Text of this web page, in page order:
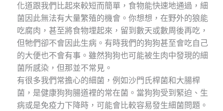
化道跟我們比起來較短而簡單，食物能快速地通過，細
菌因此無法有大量繁殖的機會。你想想，在野外的狼能
吃腐肉，甚至將食物埋起來，留到數天或數周後再吃，
但牠們卻不會因此生病。有時我們的狗狗甚至會吃自己
的大便也不會有事。雖然狗狗也可能被生肉中發現的細
菌所感染，但那並不常見。
有很多我們常擔心的細菌，例如沙門氏桿菌和大腸桿
菌，是健康狗狗腸道裡的常在菌。當狗狗受到緊迫、生
病或是免疫力下降時，可能會比較容易發生細菌問題。